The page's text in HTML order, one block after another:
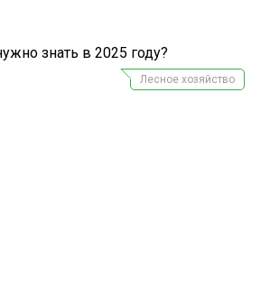
знать в 2025 году?
Лесное хозяйство